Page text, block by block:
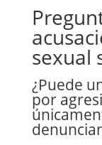
sexual
¿Puede
por